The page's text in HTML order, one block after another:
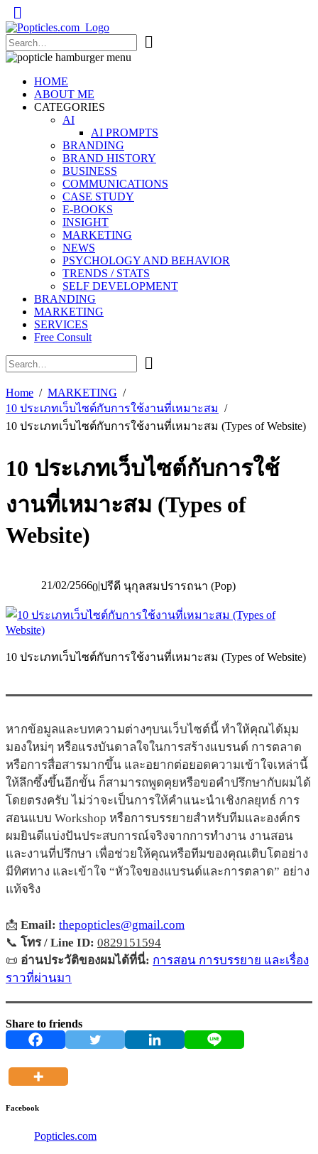
Popticles.com
HOME
ABOUT ME
CATEGORIES
AI
AI PROMPTS
BRANDING
BRAND HISTORY
BUSINESS
COMMUNICATIONS
CASE STUDY
E-BOOKS
INSIGHT
MARKETING
NEWS
PSYCHOLOGY AND BEHAVIOR
TRENDS / STATS
SELF DEVELOPMENT
BRANDING
MARKETING
SERVICES
Free Consult
Home
MARKETING
10 ประเภทเว็บไซต์กับการใช้งานที่เหมาะสม
10 ประเภทเว็บไซต์กับการใช้งานที่เหมาะสม (Types of Website)
10 ประเภทเว็บไซต์กับการใช้
งานที่เหมาะสม (Types of
Website)
21/02/25660|ปรีดี นุกุลสมปรารถนา (Pop)
10 ประเภทเว็บไซต์กับการใช้งานที่เหมาะสม (Types of Website)
หากข้อมูลและบทความต่างๆบนเว็บไซต์นี้ ทำให้คุณได้มุม
มองใหม่ๆ หรือแรงบันดาลใจในการสร้างแบรนด์ การตลาด
หรือการสื่อสารมากขึ้น และอยากต่อยอดความเข้าใจเหล่านี้
ให้ลึกซึ้งขึ้นอีกขั้น ก็สามารถพูดคุยหรือขอคำปรึกษากับผมได้
โดยตรงครับ ไม่ว่าจะเป็นการให้คำแนะนำเชิงกลยุทธ์ การ
สอนแบบ Workshop หรือการบรรยายสำหรับทีมและองค์กร
ผมยินดีแบ่งปันประสบการณ์จริงจากการทำงาน งานสอน
และงานที่ปรึกษา เพื่อช่วยให้คุณหรือทีมของคุณเติบโตอย่าง
มีทิศทาง และเข้าใจ “หัวใจของแบรนด์และการตลาด” อย่าง
แท้จริง
📩 Email: thepopticles@gmail.com
📞 โทร / Line ID: 0829151594
📜 อ่านประวัติของผมได้ที่นี่: การสอน การบรรยาย และเรื่อง
ราวที่ผ่านมา
Share to friends
Facebook
Popticles.com